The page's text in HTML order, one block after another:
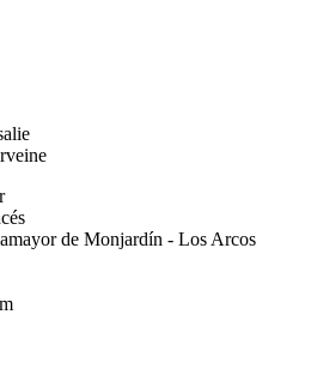
de Monjardín - Los Arcos